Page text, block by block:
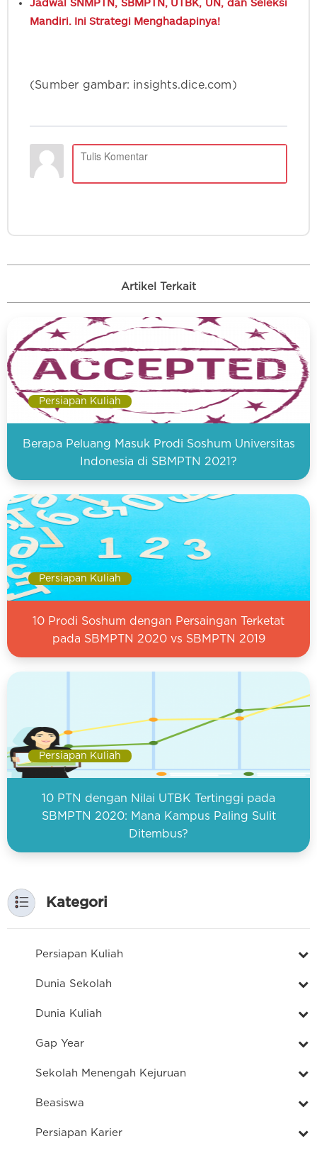
Mandiri. Ini Strategi Menghadapinya!
(Sumber gambar: insights.dice.com)
Artikel Terkait
Persiapan Kuliah
Berapa Peluang Masuk Prodi Soshum Universitas
Indonesia di SBMPTN 2021?
Persiapan Kuliah
10 Prodi Soshum dengan Persaingan Terketat
pada SBMPTN 2020 vs SBMPTN 2019
Persiapan Kuliah
10 PTN dengan Nilai UTBK Tertinggi pada
SBMPTN 2020: Mana Kampus Paling Sulit
Ditembus?
Kategori
Persiapan Kuliah
Dunia Sekolah
Dunia Kuliah
Gap Year
Sekolah Menengah Kejuruan
Beasiswa
Persiapan Karier